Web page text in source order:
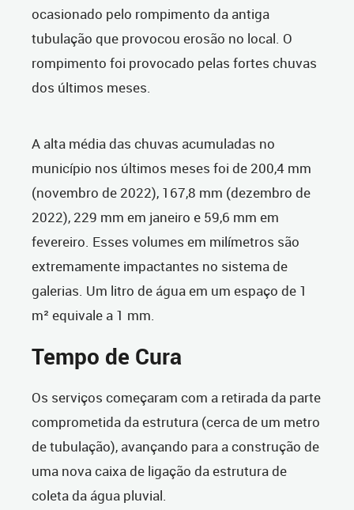
ocasionado pelo rompimento da antiga
tubulação que provocou erosão no local. O
rompimento foi provocado pelas fortes chuvas
dos últimos meses.
A alta média das chuvas acumuladas no
município nos últimos meses foi de 200,4 mm
(novembro de 2022), 167,8 mm (dezembro de
2022), 229 mm em janeiro e 59,6 mm em
fevereiro. Esses volumes em milímetros são
extremamente impactantes no sistema de
galerias. Um litro de água em um espaço de 1
m² equivale a 1 mm.
Tempo de Cura
Os serviços começaram com a retirada da parte
comprometida da estrutura (cerca de um metro
de tubulação), avançando para a construção de
uma nova caixa de ligação da estrutura de
coleta da água pluvial.